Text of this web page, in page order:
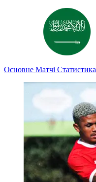
Основне Матчі Статистика